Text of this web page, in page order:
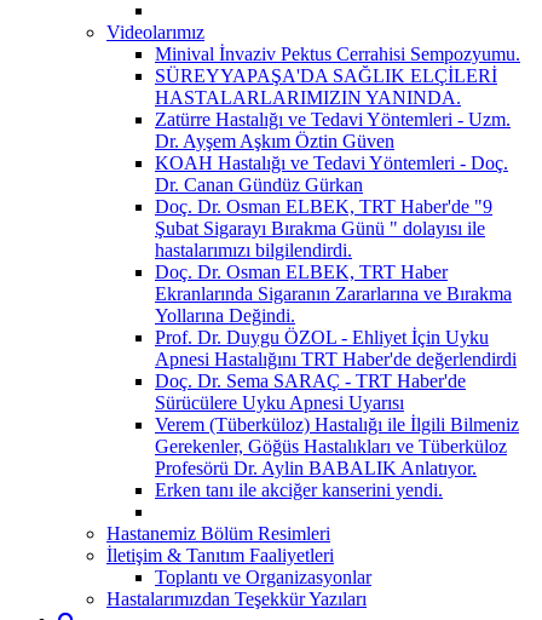
Videolarımız
Minival İnvaziv Pektus Cerrahisi Sempozyumu.
SÜREYYAPAŞA'DA SAĞLIK ELÇİLERİ
HASTALARLARIMIZIN YANINDA.
Zatürre Hastalığı ve Tedavi Yöntemleri - Uzm.
Dr. Ayşem Aşkım Öztin Güven
KOAH Hastalığı ve Tedavi Yöntemleri - Doç.
Dr. Canan Gündüz Gürkan
Doç. Dr. Osman ELBEK, TRT Haber'de "9
Şubat Sigarayı Bırakma Günü " dolayısı ile
hastalarımızı bilgilendirdi.
Doç. Dr. Osman ELBEK, TRT Haber
Ekranlarında Sigaranın Zararlarına ve Bırakma
Yollarına Değindi.
Prof. Dr. Duygu ÖZOL - Ehliyet İçin Uyku
Apnesi Hastalığını TRT Haber'de değerlendirdi
Doç. Dr. Sema SARAÇ - TRT Haber'de
Sürücülere Uyku Apnesi Uyarısı
Verem (Tüberküloz) Hastalığı ile İlgili Bilmeniz
Gerekenler, Göğüs Hastalıkları ve Tüberküloz
Profesörü Dr. Aylin BABALIK Anlatıyor.
Erken tanı ile akciğer kanserini yendi.
Hastanemiz Bölüm Resimleri
İletişim & Tanıtım Faaliyetleri
Toplantı ve Organizasyonlar
Hastalarımızdan Teşekkür Yazıları